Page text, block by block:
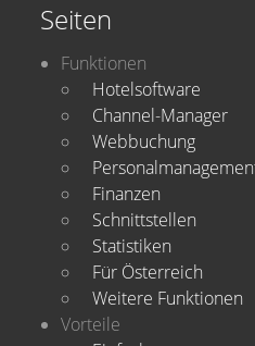
Seiten
Funktionen
Hotelsoftware
Channel-Manager
Webbuchung
Finanzen
Schnittstellen
Statistiken
Für Österreich
Weitere Funktionen
Vorteile